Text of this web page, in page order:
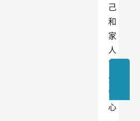
己
和
家
人
百
分
安
心